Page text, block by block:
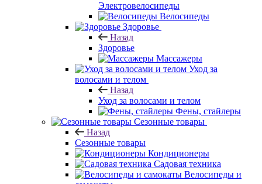
Электровелосипеды
Велосипеды
Здоровье
Назад
Здоровье
Массажеры
Уход за
волосами и телом
Назад
Уход за волосами и телом
Фены, стайлеры
Сезонные товары
Назад
Сезонные товары
Кондиционеры
Садовая техника
Велосипеды и